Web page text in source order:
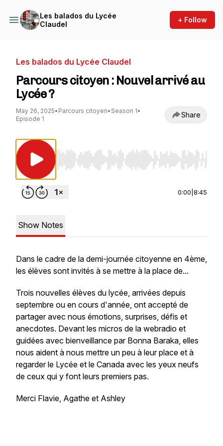
Les balados du Lycée
Claudel
+ Follow
Les balados du Lycée Claudel
Parcours citoyen : Nouvel arrivé au
Lycée ?
May 26, 2025• Parcours citoyen• Season 1•
Episode 1
Share
Use Left/Right to seek, Home/End to jump
0:00 8:45
Show Notes
Dans le cadre de la demi-journée citoyenne en 4ème,
les élèves sont invités à se mettre à la place de...
Trois nouvelles élèves du lycée, arrivées depuis
septembre ou en cours d'année, ont accepté de
partager avec nous émotions, surprises, défis et
anecdotes. Devant les micros de la webradio et
guidées avec bienveillance par Bonna Baraka, elles
nous aident à nous mettre un peu à leur place et à
regarder le Lycée et le Canada avec les yeux neufs
de ceux qui y font leurs premiers pas.
Merci Flavie, Agathe et Ashley